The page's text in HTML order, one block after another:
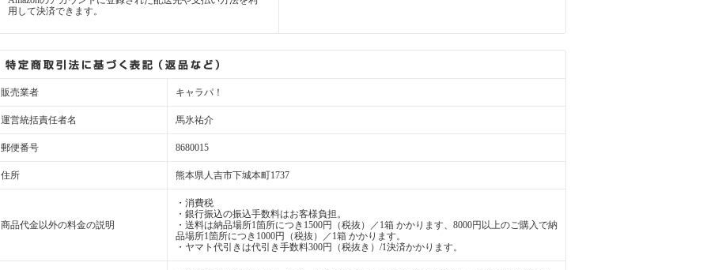
用して決済できます。
販売業者 キャラパ！
運営統括責任者名 馬氷祐介
郵便番号 8680015
住所 熊本県人吉市下城本町1737
商品代金以外の料金の説明
・消費税
・銀行振込の振込手数料はお客様負担。
・送料は納品場所1箇所につき1500円（税抜）／1箱 かかります、8000円以上のご購入で納
品場所1箇所につき1000円（税抜）／1箱 かかります。
・ヤマト代引きは代引き手数料300円（税抜き）/1決済かかります。